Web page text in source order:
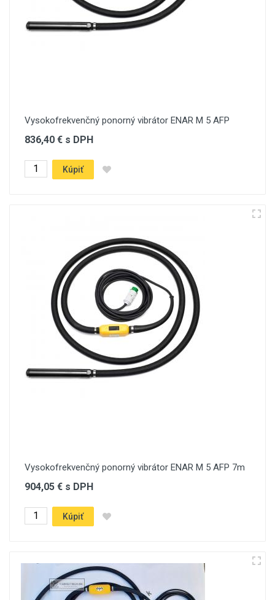
Vysokofrekvenčný ponorný vibrátor ENAR M 5 AFP
836,40 € s DPH
Kúpiť
Vysokofrekvenčný ponorný vibrátor ENAR M 5 AFP 7m
904,05 € s DPH
Kúpiť